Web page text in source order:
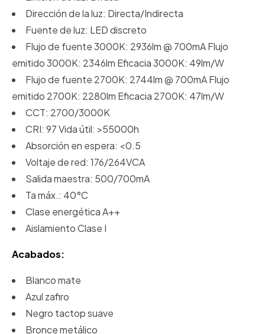
Dirección de la luz: Directa/Indirecta
Fuente de luz: LED discreto
Flujo de fuente 3000K: 2936lm @ 700mA Flujo
emitido 3000K: 2346lm Eficacia 3000K: 49lm/W
Flujo de fuente 2700K: 2744lm @ 700mA Flujo
emitido 2700K: 2280lm Eficacia 2700K: 47lm/W
CCT: 2700/3000K
CRI: 97 Vida útil: >55000h
Absorción en espera: <0.5
Voltaje de red: 176/264VCA
Salida maestra: 500/700mA
Ta máx.: 40°C
Clase energética A++
Aislamiento Clase I
Acabados:
Blanco mate
Azul zafiro
Negro tactop suave
Bronce metálico